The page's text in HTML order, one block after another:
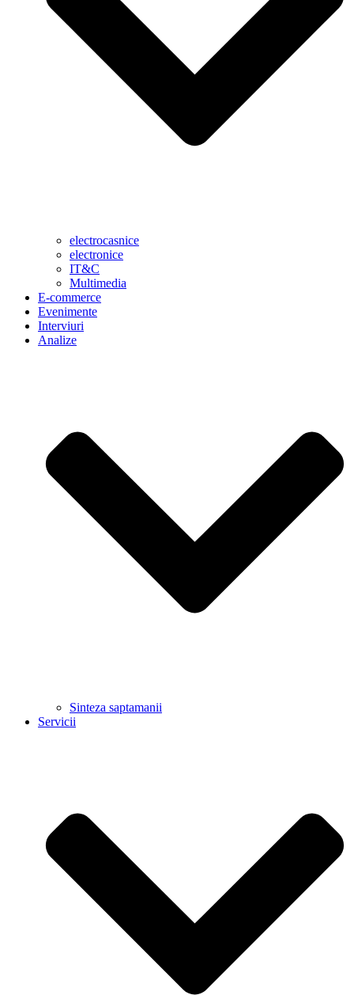
electrocasnice
electronice
IT&C
Multimedia
E-commerce
Evenimente
Interviuri
Analize
Sinteza saptamanii
Servicii